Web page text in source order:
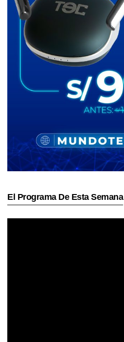
El Programa De Esta Semana